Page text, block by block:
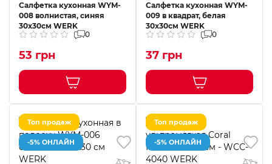
Салфетка кухонная WYM-
008 волнистая, синяя
30х30см WERK
0
53 грн
Салфетка кухонная WYM-
009 в квадрат, белая
30х30см WERK
0
37 грн
Топ продаж
-5% ОНЛАЙН
Топ продаж
-5% ОНЛАЙН